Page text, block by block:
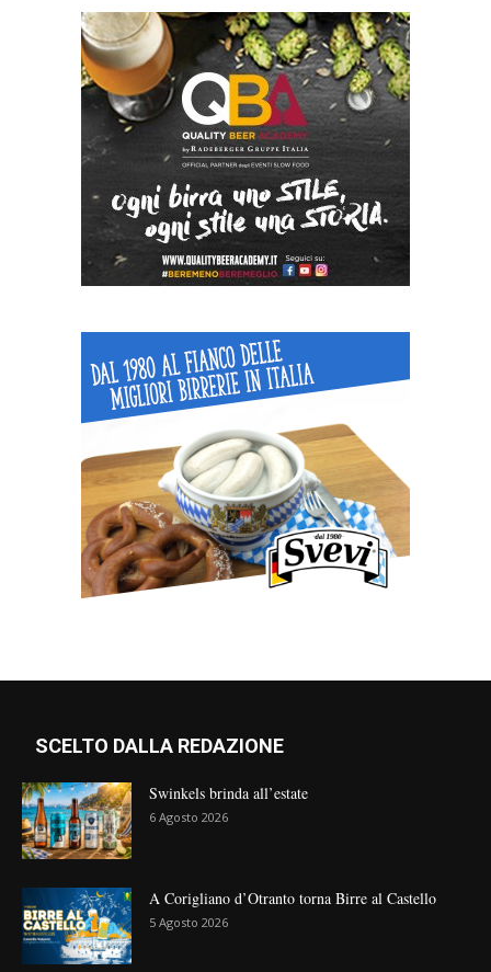
SCELTO DALLA REDAZIONE
Swinkels brinda all’estate
6 Agosto 2026
A Corigliano d’Otranto torna Birre al Castello
5 Agosto 2026